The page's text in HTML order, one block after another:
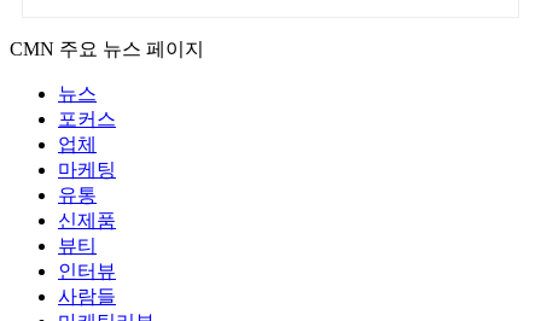
CMN 주요 뉴스 페이지
뉴스
포커스
업체
마케팅
유통
신제품
뷰티
인터뷰
사람들